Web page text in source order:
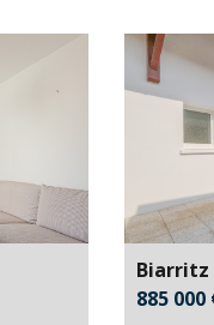
Biarritz
885 000